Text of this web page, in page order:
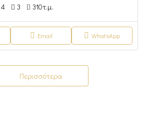
4 3 310τ.μ.
Email WhatsApp
Περισσότερα